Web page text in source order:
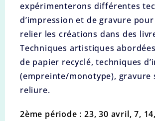
expérimenterons différentes
d’impression et de gravure
relier les créations dans des
Techniques artistiques
de papier recyclé, techniques
(empreinte/monotype), gravure
reliure.
2ème période : 23, 30 avril,7,